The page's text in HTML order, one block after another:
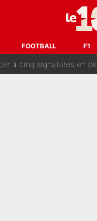
FOOTBALL F1
sur CNews, un ancien
Pogacar : Le
signatures en pleine crise